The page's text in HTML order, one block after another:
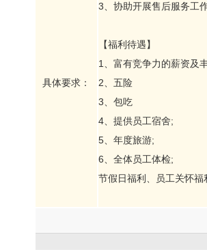
具体要求：
3、协助开展售后服务工
【福利待遇】
1、富有竞争力的薪资及
2、五险
3、包吃
4、提供员工宿舍;
5、年度旅游;
6、全体员工体检;
节假日福利、员工关怀福